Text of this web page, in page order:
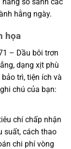
so sánh các
hằng ngày.
họa
– Dầu bôi trơn
dạng xịt phù
trì, tiện ích và
chú của bạn:
chí chấp nhận
suất, cách thao
chi phí vòng